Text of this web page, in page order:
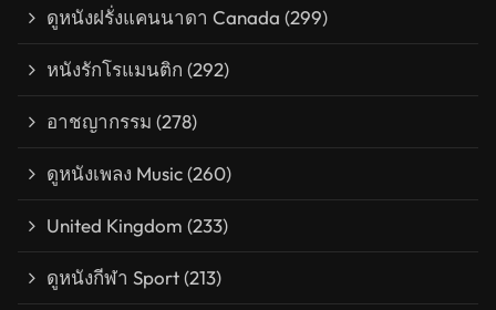
ดูหนังฝรั่งแคนนาดา Canada (299)
หนังรักโรแมนติก (292)
อาชญากรรม (278)
ดูหนังเพลง Music(260)
United Kingdom (233)
ดูหนังกีฬา Sport(213)